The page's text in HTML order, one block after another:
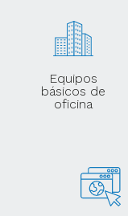
Equipos
básicos de
oficina